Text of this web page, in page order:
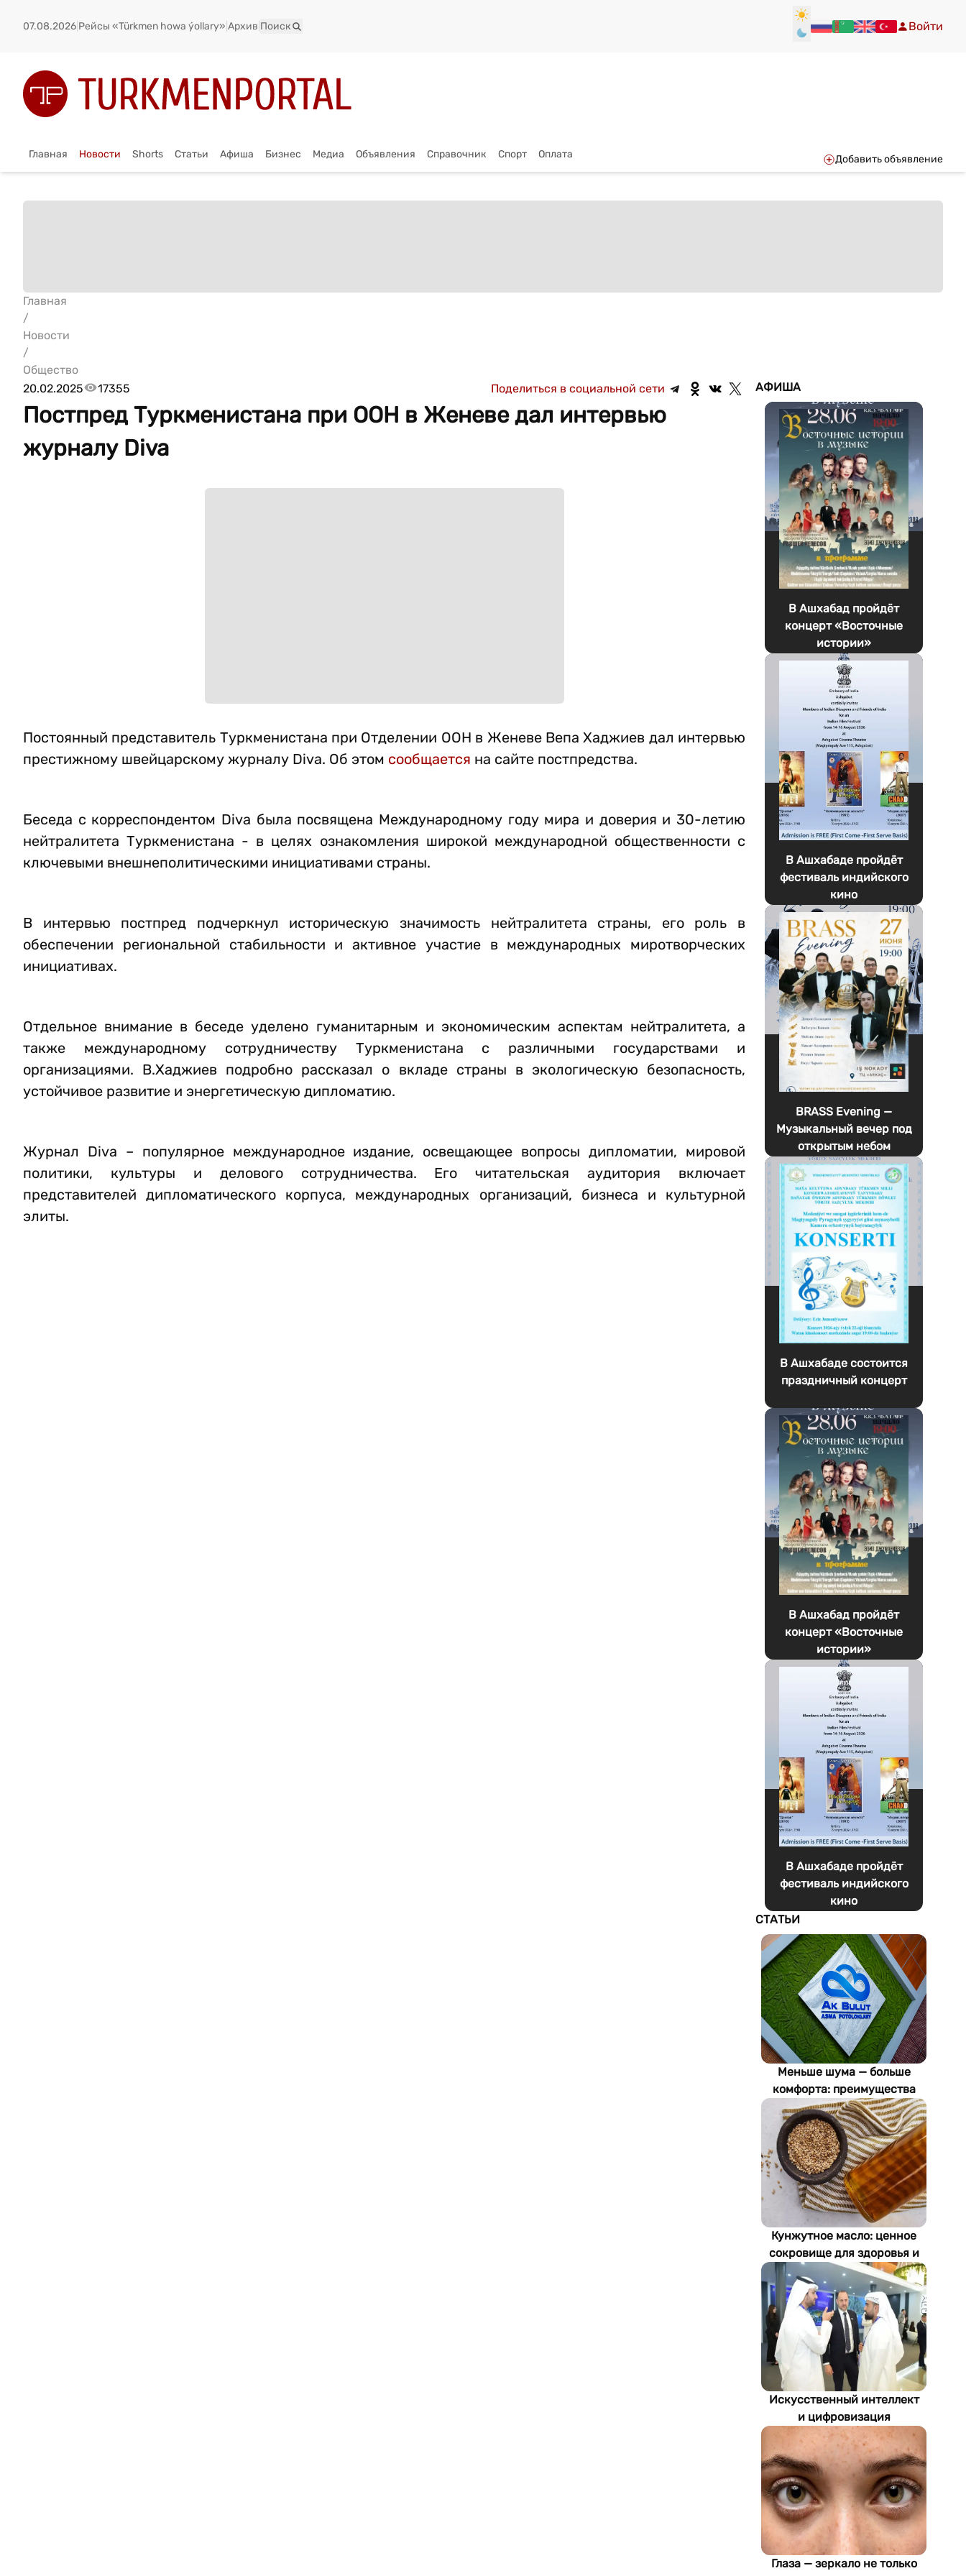
07.08.2026 Рейсы «Türkmen howa ýollary» Архив Поиск Войти
Главная Новости Shorts Статьи Афиша Бизнес Медиа Объявления Справочник Спорт Оплата Добавить объявление
Главная
/
Новости
/
Общество
20.02.2025
17355 Поделиться в социальной сети
Постпред Туркменистана при ООН в Женеве дал интервью
журналу Diva
Постоянный представитель Туркменистана при Отделении ООН в Женеве Вепа Хаджиев дал интервью
престижному швейцарскому журналу Diva. Об этом сообщается на сайте постпредства.
Беседа с корреспондентом Diva была посвящена Международному году мира и доверия и 30-летию
нейтралитета Туркменистана - в целях ознакомления широкой международной общественности с
ключевыми внешнеполитическими инициативами страны.
В интервью постпред подчеркнул историческую значимость нейтралитета страны, его роль в
обеспечении региональной стабильности и активное участие в международных миротворческих
инициативах.
Отдельное внимание в беседе уделено гуманитарным и экономическим аспектам нейтралитета, а
также международному сотрудничеству Туркменистана с различными государствами и
организациями. В.Хаджиев подробно рассказал о вкладе страны в экологическую безопасность,
устойчивое развитие и энергетическую дипломатию.
Журнал Diva – популярное международное издание, освещающее вопросы дипломатии, мировой
политики, культуры и делового сотрудничества. Его читательская аудитория включает
представителей дипломатического корпуса, международных организаций, бизнеса и культурной
элиты.
АФИША
В Ашхабад пройдёт
концерт «Восточные
истории»
В Ашхабаде пройдёт
фестиваль индийского
кино
BRASS Evening —
Музыкальный вечер под
открытым небом
В Ашхабаде состоится
праздничный концерт
В Ашхабад пройдёт
концерт «Восточные
истории»
В Ашхабаде пройдёт
фестиваль индийского
кино
СТАТЬИ
Меньше шума — больше
комфорта: преимущества
акустических потолков Ak
Bulut
Кунжутное масло: ценное
сокровище для здоровья и
экономики Туркменистана
Искусственный интеллект
и цифровизация
определяют будущее
энергетики
Туркменистана
Глаза — зеркало не только